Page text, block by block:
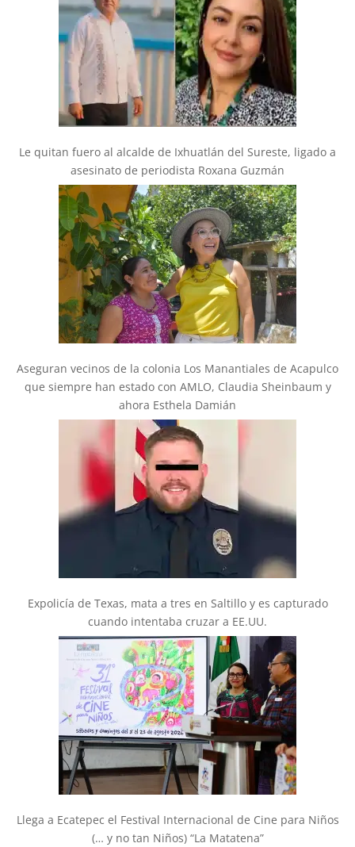
Le quitan fuero al alcalde de Ixhuatlán del Sureste, ligado a
asesinato de periodista Roxana Guzmán
Aseguran vecinos de la colonia Los Manantiales de Acapulco
que siempre han estado con AMLO, Claudia Sheinbaum y
ahora Esthela Damián
Expolicía de Texas, mata a tres en Saltillo y es capturado
cuando intentaba cruzar a EE.UU.
Llega a Ecatepec el Festival Internacional de Cine para Niños
(… y no tan Niños) “La Matatena”